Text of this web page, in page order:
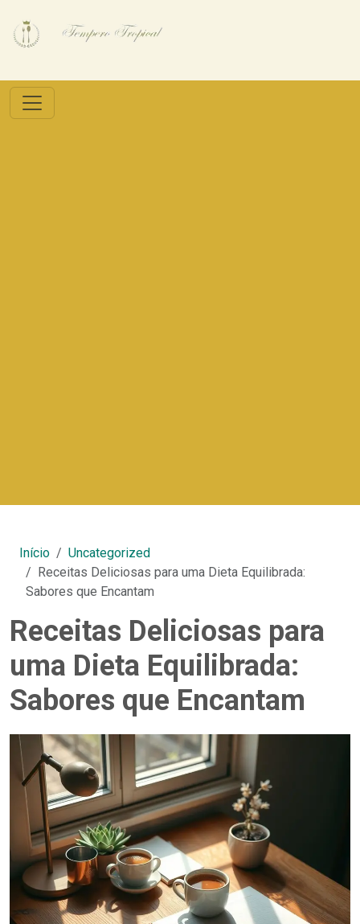
Início
Uncategorized
Receitas Deliciosas para uma Dieta Equilibrada:
Sabores que Encantam
Receitas Deliciosas para
uma Dieta Equilibrada:
Sabores que Encantam